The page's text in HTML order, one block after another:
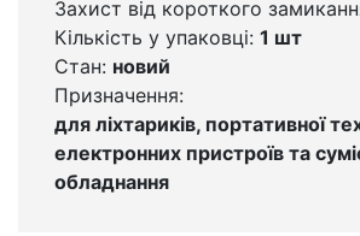
Захист від короткого
Кількість у упаковці: 1 шт
Стан: новий
Призначення:
для ліхтариків, портативної
електронних пристроїв та
обладнання